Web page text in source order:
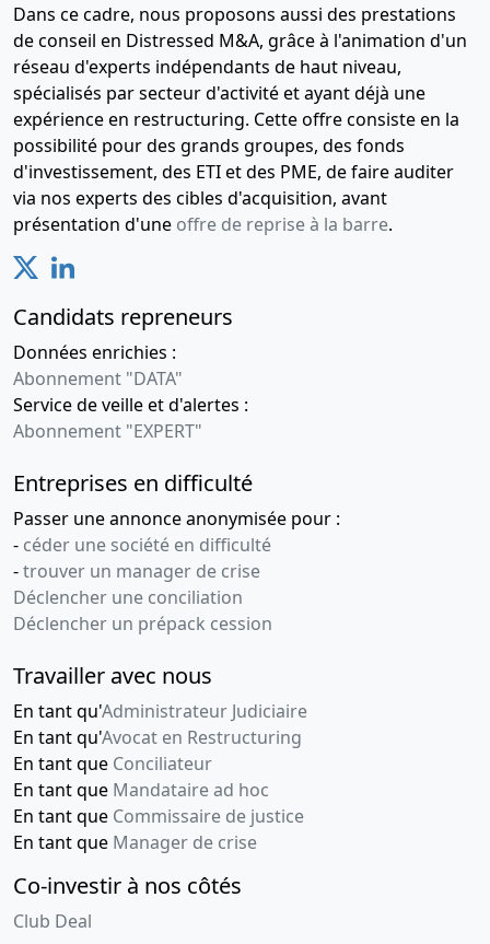
Dans ce cadre, nous proposons aussi des prestations
de conseil en Distressed M&A, grâce à l'animation d'un
réseau d'experts indépendants de haut niveau,
spécialisés par secteur d'activité et ayant déjà une
expérience en restructuring. Cette offre consiste en la
possibilité pour des grands groupes, des fonds
d'investissement, des ETI et des PME, de faire auditer
via nos experts des cibles d'acquisition, avant
présentation d'une offre de reprise à la barre.
Candidats repreneurs
Données enrichies :
Abonnement "DATA"
Service de veille et d'alertes :
Abonnement "EXPERT"
Entreprises en difficulté
Passer une annonce anonymisée pour :
- céder une société en difficulté
-trouver un manager de crise
Déclencher une conciliation
Déclencher un prépack cession
Travailler avec nous
En tant qu'Administrateur Judiciaire
En tant qu'Avocat en Restructuring
En tant que Conciliateur
En tant que Mandataire ad hoc
En tant que Commissaire de justice
En tant que Manager de crise
Co-investir à nos côtés
Club Deal